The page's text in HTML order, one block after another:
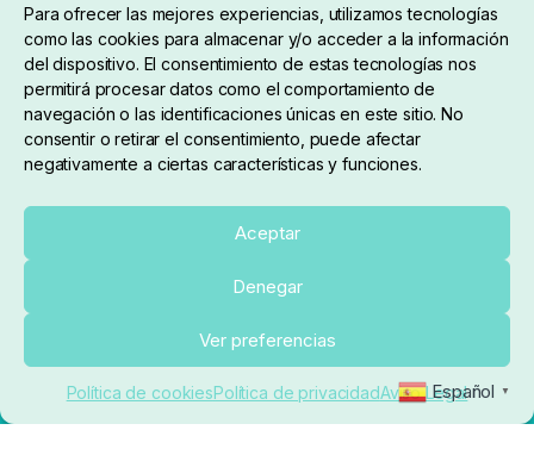
Para ofrecer las mejores experiencias, utilizamos tecnologías
como las cookies para almacenar y/o acceder a la información
del dispositivo. El consentimiento de estas tecnologías nos
permitirá procesar datos como el comportamiento de
navegación o las identificaciones únicas en este sitio. No
consentir o retirar el consentimiento, puede afectar
negativamente a ciertas características y funciones.
Aceptar
Denegar
Ver preferencias
Política de cookiesPolítica de privacidadAviso Legal
pedidos@elrincondelcarpfishing.com
910 824 923
Lunes a Viernes de 10:00 a 14:00 horas y 17:00 a
20:00
Paseo de Guadalajara, 36. Local 3. 28702. San
reservados.
Ecommerce conectado con Kiby ERP
Español ▼